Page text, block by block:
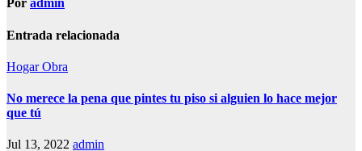
Por admin
Entrada relacionada
HogarObra
No merece la pena que pintes tu piso si alguien lo hace mejor
que tú
Jul 13, 2022 admin